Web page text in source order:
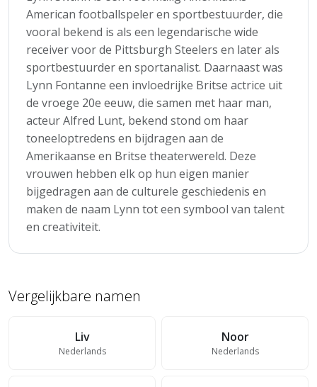
American footballspeler en sportbestuurder, die
vooral bekend is als een legendarische wide
receiver voor de Pittsburgh Steelers en later als
sportbestuurder en sportanalist. Daarnaast was
Lynn Fontanne een invloedrijke Britse actrice uit
de vroege 20e eeuw, die samen met haar man,
acteur Alfred Lunt, bekend stond om haar
toneeloptredens en bijdragen aan de
Amerikaanse en Britse theaterwereld. Deze
vrouwen hebben elk op hun eigen manier
bijgedragen aan de culturele geschiedenis en
maken de naam Lynn tot een symbool van talent
en creativiteit.
Vergelijkbare namen
Liv
Nederlands
Noor
Nederlands